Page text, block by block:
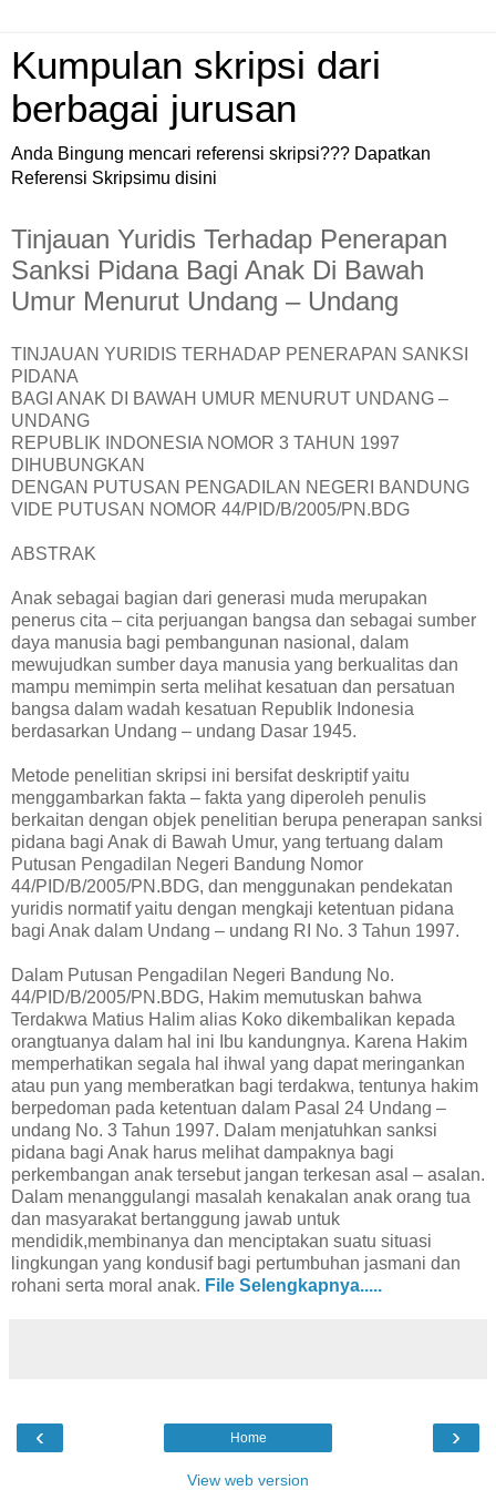
Kumpulan skripsi dari
berbagai jurusan
Anda Bingung mencari referensi skripsi??? Dapatkan
Referensi Skripsimu disini
Tinjauan Yuridis Terhadap Penerapan
Sanksi Pidana Bagi Anak Di Bawah
Umur Menurut Undang – Undang
TINJAUAN YURIDIS TERHADAP PENERAPAN SANKSI
PIDANA
BAGI ANAK DI BAWAH UMUR MENURUT UNDANG –
UNDANG
REPUBLIK INDONESIA NOMOR 3 TAHUN 1997
DIHUBUNGKAN
DENGAN PUTUSAN PENGADILAN NEGERI BANDUNG
VIDE PUTUSAN NOMOR 44/PID/B/2005/PN.BDG
ABSTRAK
Anak sebagai bagian dari generasi muda merupakan
penerus cita – cita perjuangan bangsa dan sebagai sumber
daya manusia bagi pembangunan nasional, dalam
mewujudkan sumber daya manusia yang berkualitas dan
mampu memimpin serta melihat kesatuan dan persatuan
bangsa dalam wadah kesatuan Republik Indonesia
berdasarkan Undang – undang Dasar 1945.
Metode penelitian skripsi ini bersifat deskriptif yaitu
menggambarkan fakta – fakta yang diperoleh penulis
berkaitan dengan objek penelitian berupa penerapan sanksi
pidana bagi Anak di Bawah Umur, yang tertuang dalam
Putusan Pengadilan Negeri Bandung Nomor
44/PID/B/2005/PN.BDG, dan menggunakan pendekatan
yuridis normatif yaitu dengan mengkaji ketentuan pidana
bagi Anak dalam Undang – undang RI No. 3 Tahun 1997.
Dalam Putusan Pengadilan Negeri Bandung No.
44/PID/B/2005/PN.BDG, Hakim memutuskan bahwa
Terdakwa Matius Halim alias Koko dikembalikan kepada
orangtuanya dalam hal ini Ibu kandungnya. Karena Hakim
memperhatikan segala hal ihwal yang dapat meringankan
atau pun yang memberatkan bagi terdakwa, tentunya hakim
berpedoman pada ketentuan dalam Pasal 24 Undang –
undang No. 3 Tahun 1997. Dalam menjatuhkan sanksi
pidana bagi Anak harus melihat dampaknya bagi
perkembangan anak tersebut jangan terkesan asal – asalan.
Dalam menanggulangi masalah kenakalan anak orang tua
dan masyarakat bertanggung jawab untuk
mendidik,membinanya dan menciptakan suatu situasi
lingkungan yang kondusif bagi pertumbuhan jasmani dan
rohani serta moral anak. File Selengkapnya.....
‹ ›
Home
View web version